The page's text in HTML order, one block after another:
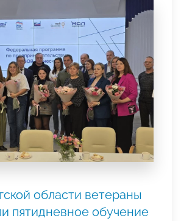
области ветераны
пятидневное обучение